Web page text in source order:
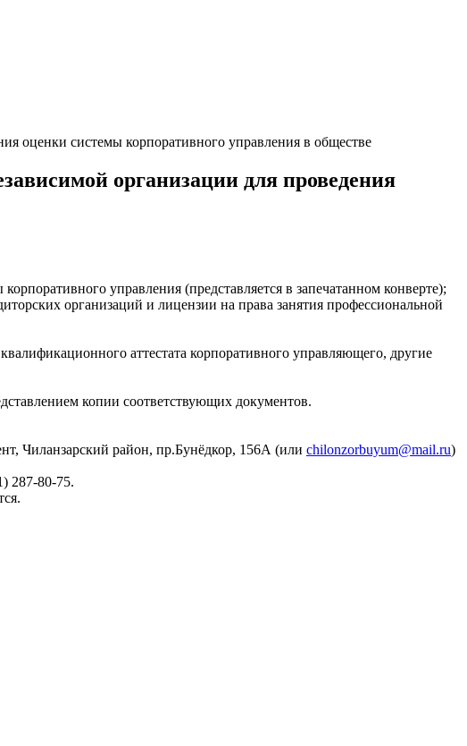
оценки системы корпоративного управления в обществе
организации для проведения
управления (представляется в запечатанном конверте);
организаций и лицензии на права занятия профессиональной
аттестата корпоративного управляющего, другие
копии соответствующих документов.
Чиланзарский район, пр.Бунёдкор, 156А (или chilonzorbuyum@mail.ru)
287-80-75.